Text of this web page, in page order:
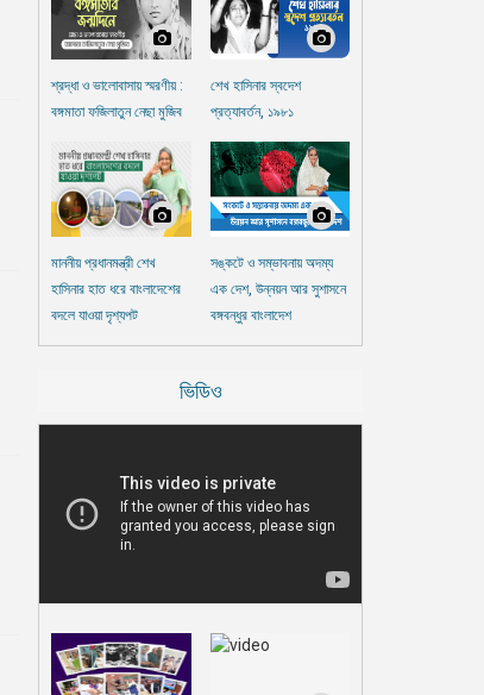
শ্রদ্ধা ও ভালোবাসায় স্মরণীয় :
বঙ্গমাতা ফজিলাতুন নেছা মুজিব
শেখ হাসিনার স্বদেশ
প্রত্যাবর্তন, ১৯৮১
মাননীয় প্রধানমন্ত্রী শেখ
হাসিনার হাত ধরে বাংলাদেশের
বদলে যাওয়া দৃশ্যপট
সঙ্কটে ও সম্ভাবনায় অদম্য
এক দেশ, উন্নয়ন আর সুশাসনে
বঙ্গবন্ধুর বাংলাদেশ
ভিডিও